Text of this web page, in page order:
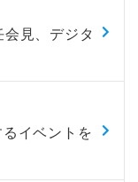
見、デジタ
イベントを